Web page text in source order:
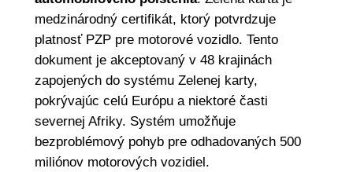
medzinárodný certifikát, ktorý potvrdzuje
platnosť PZP pre motorové vozidlo. Tento
dokument je akceptovaný v 48 krajinách
zapojených do systému Zelenej karty,
pokrývajúc celú Európu a niektoré časti
severnej Afriky. Systém umožňuje
bezproblémový pohyb pre odhadovaných 500
miliónov motorových vozidiel.